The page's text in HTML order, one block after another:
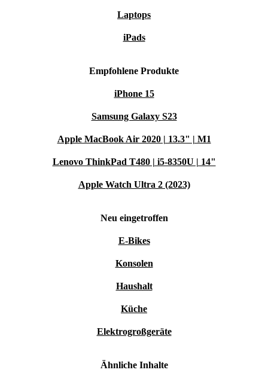
Laptops
iPads
Empfohlene Produkte
iPhone 15
Samsung Galaxy S23
Apple MacBook Air 2020 | 13.3" | M1
Lenovo ThinkPad T480 | i5-8350U | 14"
Apple Watch Ultra 2 (2023)
Neu eingetroffen
E-Bikes
Konsolen
Haushalt
Küche
Elektrogroßgeräte
Ähnliche Inhalte